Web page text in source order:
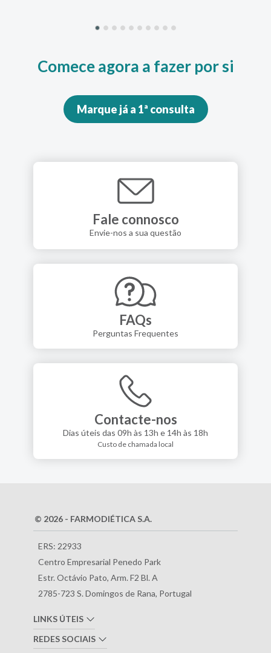
Comece agora a fazer por si
Marque já a 1ª consulta
Fale connosco
Envie-nos a sua questão
FAQs
Perguntas Frequentes
Contacte-nos
Dias úteis das 09h às 13h e 14h às 18h
Custo de chamada local
© 2026 - FARMODIÉTICA S.A.
ERS: 22933
Centro Empresarial Penedo Park
Estr. Octávio Pato, Arm. F2 Bl. A
2785-723 S. Domingos de Rana, Portugal
LINKS ÚTEIS
REDES SOCIAIS